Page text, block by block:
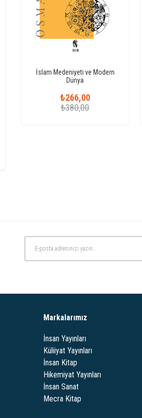
İslam Medeniyeti ve Modern
Dünya
₺266,00
₺380,00
Markalarımız
İnsan Yayınları
Küliiyat Yayınları
İnsan Kitap
Hikemiyat Yayınları
İnsan Sanat
Mecra Kitap